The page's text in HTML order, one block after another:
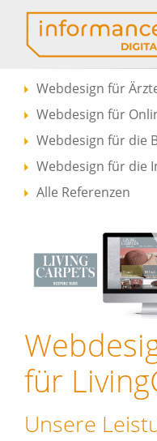
Webdesign für
Webdesign für
Webdesign für die
Webdesign für die
Alle Referenzen
für
Unsere